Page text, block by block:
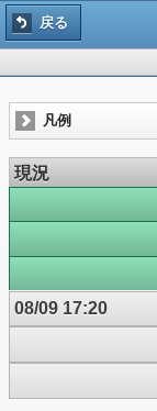
戻る
凡例
現況
08/09 17:20